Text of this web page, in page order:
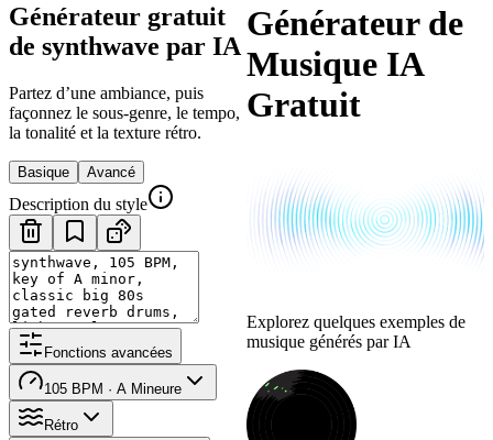
Générateur gratuit
de synthwave par IA
Partez d’une ambiance, puis
façonnez le sous-genre, le tempo,
la tonalité et la texture rétro.
Basique Avancé
Description du style
Fonctions avancées
105 BPM · A Mineure
Rétro
Générateur de
Musique IA
Gratuit
Explorez quelques exemples de
musique générés par IA